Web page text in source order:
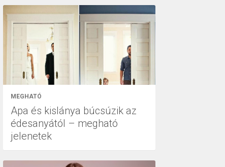
MEGHATÓ
Apa és kislánya búcsúzik az
édesanyától – megható
jelenetek